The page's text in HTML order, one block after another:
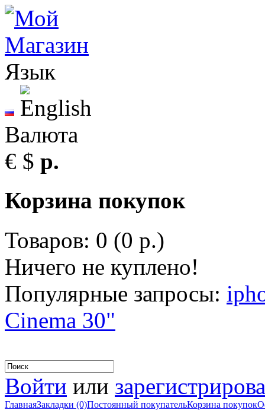
Язык
Валюта
€ $ р.
Корзина покупок
Товаров: 0 (0 р.)
Ничего не куплено!
Популярные запросы:
Cinema 30"
Войти или
ГлавнаяЗакладки (0)Постоянный покупательКорзина покупок